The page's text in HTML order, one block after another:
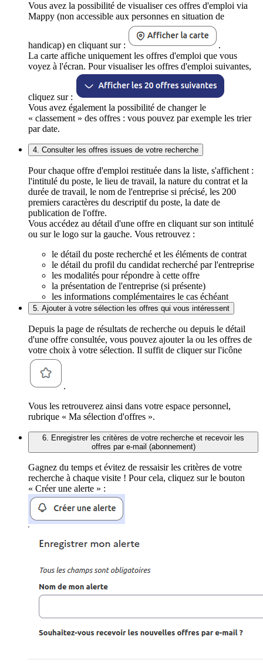
Vous avez la possibilité de visualiser ces offres d'emploi via
Mappy (non accessible aux personnes en situation de
handicap) en cliquant sur :
.
La carte affiche uniquement les offres d'emploi que vous
voyez à l'écran. Pour visualiser les offres d'emploi suivantes,
cliquez sur :
Vous avez également la possibilité de changer le
« classement » des offres : vous pouvez par exemple les trier
par date.
4. Consulter les offres issues de votre recherche
Pour chaque offre d'emploi restituée dans la liste, s'affichent :
l'intitulé du poste, le lieu de travail, la nature du contrat et la
durée de travail, le nom de l'entreprise si précisé, les 200
premiers caractères du descriptif du poste, la date de
publication de l'offre.
Vous accédez au détail d'une offre en cliquant sur son intitulé
ou sur le logo sur la gauche. Vous retrouvez :
le détail du poste recherché et les éléments de contrat
le détail du profil du candidat recherché par l'entreprise
les modalités pour répondre à cette offre
la présentation de l'entreprise (si présente)
les informations complémentaires le cas échéant
5. Ajouter à votre sélection les offres qui vous intéressent
Depuis la page de résultats de recherche ou depuis le détail
d'une offre consultée, vous pouvez ajouter la ou les offres de
votre choix à votre sélection. Il suffit de cliquer sur l'icône
.
Vous les retrouverez ainsi dans votre espace personnel,
rubrique « Ma sélection d'offres ».
6. Enregistrer les critères de votre recherche et recevoir les
offres par e-mail (abonnement)
Gagnez du temps et évitez de ressaisir les critères de votre
recherche à chaque visite ! Pour cela, cliquez sur le bouton
« Créer une alerte » :